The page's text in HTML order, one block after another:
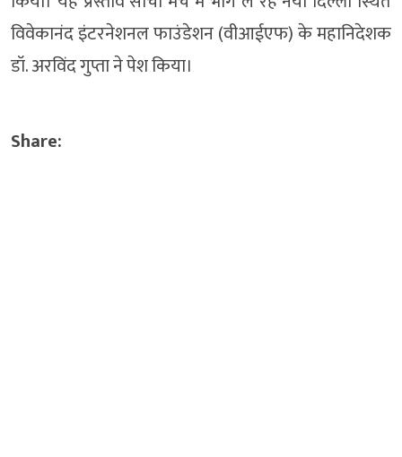
विवेकानंद इंटरनेशनल फाउंडेशन (वीआईएफ) के महानिदेशक
डॉ. अरविंद गुप्ता ने पेश किया।
Share: